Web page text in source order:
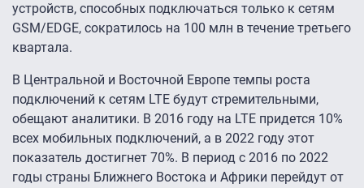
устройств, способных подключаться только к сетям
GSM/EDGE, сократилось на 100 млн в течение третьего
квартала.
В Центральной и Восточной Европе темпы роста
подключений к сетям LTE будут стремительными,
обещают аналитики. В 2016 году на LTE придется 10%
всех мобильных подключений, а в 2022 году этот
показатель достигнет 70%. В период с 2016 по 2022
годы страны Ближнего Востока и Африки перейдут от